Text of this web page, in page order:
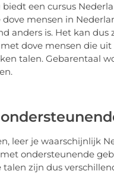
een cursus
mensen in
anders is. Het kan
dove mensen die
talen. Gebarentaal
leer je waarschijnlijk
ondersteunende
zijn dus